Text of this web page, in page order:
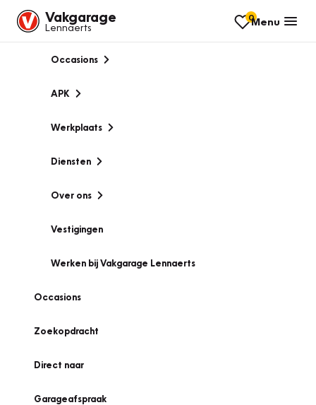
Vakgarage
Lennaerts
0Menu
Occasions
APK
Werkplaats
Diensten
Over ons
Vestigingen
Werken bij Vakgarage Lennaerts
Occasions
Zoekopdracht
Direct naar
Garageafspraak